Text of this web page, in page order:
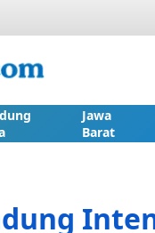
Jawa
Barat